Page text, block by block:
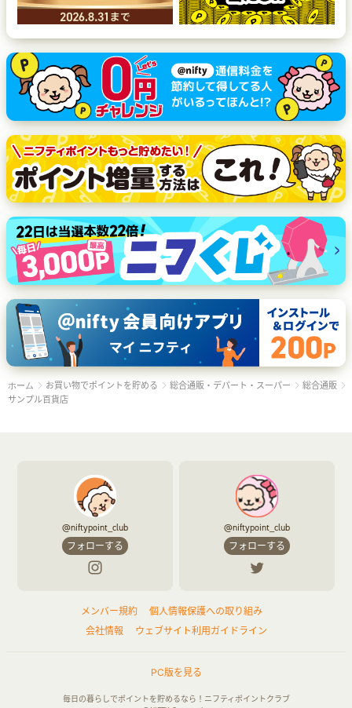
ホーム お買い物でポイントを貯める 総合通販・デパート・スーパー
総合通販
サンプル百貨店
@niftypoint_club
フォローする
@niftypoint_club
フォローする
メンバー規約
個人情報保護への取り組み
会社情報
ウェブサイト利用ガイドライン
PC版を見る
毎日の暮らしでポイントを貯めるなら！ニフティポイントクラブ